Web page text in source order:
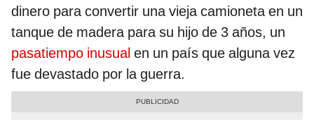
dinero para convertir una vieja camioneta en un
tanque de madera para su hijo de 3 años, un
pasatiempo inusual en un país que alguna vez
fue devastado por la guerra.